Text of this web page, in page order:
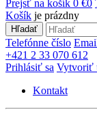
Prejsť na košík 0 €0
Košík je prázdny
Hľadať
Telefónne číslo
+421 2 33 070 612
Prihlásiť sa Vytvoriť
Kontakt